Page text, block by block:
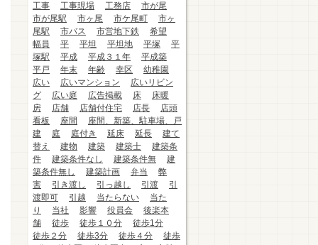
工事
工事現場 工務店
市が尾
市が尾駅
市ヶ尾 市ケ尾町
市ヶ
尾駅
市バス 市営地下鉄
希望
幅員
平 平坦 平坦地 平塚
平
塚駅
平成 平成３１年
平成築
平戸
年末 年齢 幸区
幼稚園
広い
広いマンション
広いリビン
グ
広い庭 広告掲載 床
床暖
房
店舗 店舗付住宅 店長
店頭
看板
座間
座間、新築、駐車場、戸
建
庭 庭付き 延床 延長
建て
替え
建物 建築 建築士
建築条
件
建築条件なし 建築条件無
建
築条件無し
建築計画 弁当
弊
害
引き渡し 引っ越し 引渡
引
渡即可
引越 当たらない
当た
り
当社 影響 役員会
後楽本
舗
徒歩 徒歩１０分
徒歩1分
徒歩２分
徒歩3分 徒歩４分
徒歩